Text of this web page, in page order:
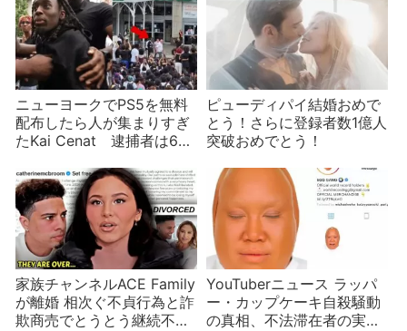
ニューヨークでPS5を無料
配布したら人が集まりすぎ
たKai Cenat 逮捕者は65
ピューディパイ結婚おめで
とう！さらに登録者数1億人
突破おめでとう！
家族チャンネルACE Family
が離婚 相次ぐ不貞行為と詐
欺商売でとうとう継続不能
YouTuberニュース ラッパ
ー・カップケーキ自殺騒動
の真相、不法滞在者の実態